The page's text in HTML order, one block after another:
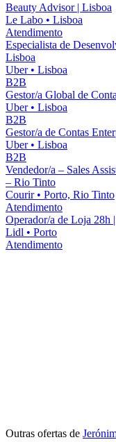
Beauty Advisor | Lisboa
Le Labo • Lisboa
Atendimento
Especialista de
Lisboa
Uber • Lisboa
B2B
Gestor/a Global de
Uber • Lisboa
B2B
Gestor/a de Contas
Uber • Lisboa
B2B
Vendedor/a – Sales
– Rio Tinto
Courir • Porto, Rio Tinto
Atendimento
Operador/a de Loja 28h
Lidl • Porto
Atendimento
Outras ofertas de